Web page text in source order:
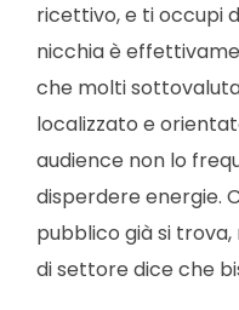
ricettivo, e ti occupi
nicchia è
che molti
localizzato e
audience non lo
disperdere energie.
pubblico già si
di settore dice che